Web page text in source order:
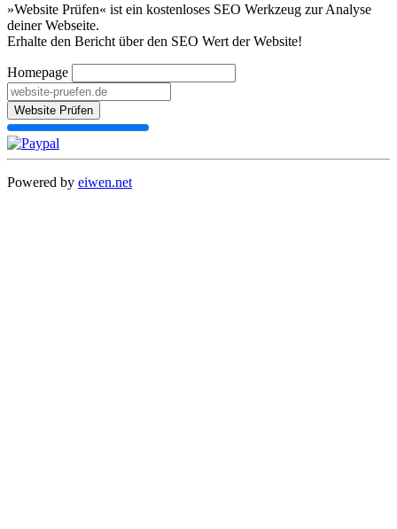
»Website Prüfen« ist ein kostenloses SEO Werkzeug zur Analyse
deiner Webseite.
Erhalte den Bericht über den SEO Wert der Website!
Homepage
Website Prüfen
Powered by eiwen.net